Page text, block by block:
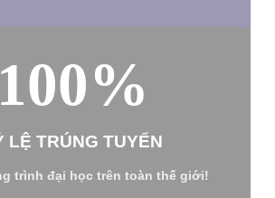
100%
LỆ TRÚNG TUYỂN
trình đại học trên toàn thế giới!